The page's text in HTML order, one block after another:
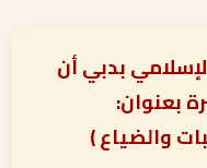
بدبي أن
بعنوان:
والضياع )